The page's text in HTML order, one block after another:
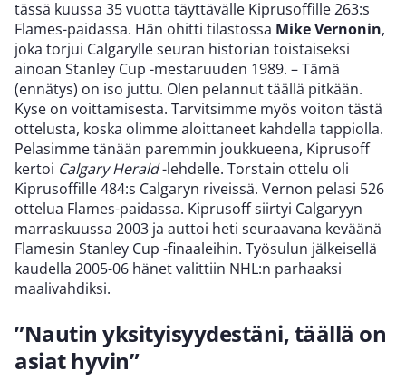
tässä kuussa 35 vuotta täyttävälle Kiprusoffille 263:s
Flames-paidassa. Hän ohitti tilastossa Mike Vernonin,
joka torjui Calgarylle seuran historian toistaiseksi
ainoan Stanley Cup -mestaruuden 1989. – Tämä
(ennätys) on iso juttu. Olen pelannut täällä pitkään.
Kyse on voittamisesta. Tarvitsimme myös voiton tästä
ottelusta, koska olimme aloittaneet kahdella tappiolla.
Pelasimme tänään paremmin joukkueena, Kiprusoff
kertoi Calgary Herald-lehdelle. Torstain ottelu oli
Kiprusoffille 484:s Calgaryn riveissä. Vernon pelasi 526
ottelua Flames-paidassa. Kiprusoff siirtyi Calgaryyn
marraskuussa 2003 ja auttoi heti seuraavana keväänä
Flamesin Stanley Cup -finaaleihin. Työsulun jälkeisellä
kaudella 2005-06 hänet valittiin NHL:n parhaaksi
maalivahdiksi.
”Nautin yksityisyydestäni, täällä on
asiat hyvin”